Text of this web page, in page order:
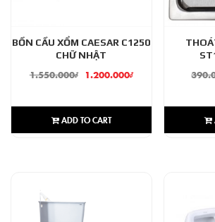
BỒN CẦU XỔM CAESAR C1250
CHỮ NHẬT
1.550.000₫ 1.200.000₫
ADD TO CART